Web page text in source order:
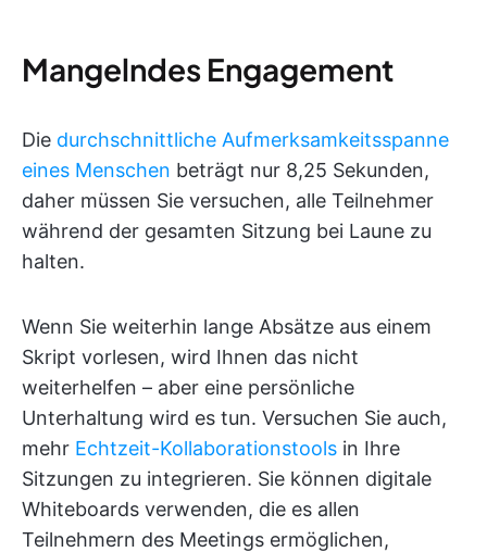
Mangelndes Engagement
Die durchschnittliche Aufmerksamkeitsspanne
eines Menschen beträgt nur 8,25 Sekunden,
daher müssen Sie versuchen, alle Teilnehmer
während der gesamten Sitzung bei Laune zu
halten.
Wenn Sie weiterhin lange Absätze aus einem
Skript vorlesen, wird Ihnen das nicht
weiterhelfen – aber eine persönliche
Unterhaltung wird es tun. Versuchen Sie auch,
mehr Echtzeit-Kollaborationstools in Ihre
Sitzungen zu integrieren. Sie können digitale
Whiteboards verwenden, die es allen
Teilnehmern des Meetings ermöglichen,